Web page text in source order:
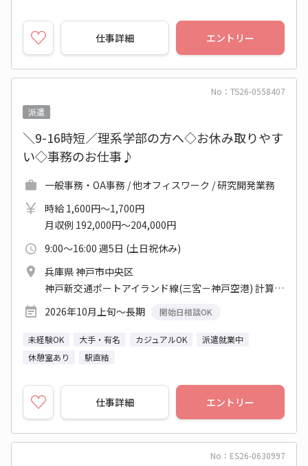
仕事詳細 エントリー
No：TS26-0558407
派遣
＼9-16時短／理系学部の方へ◇お休み取りやす
い◇事務のお仕事♪
一般事務・OA事務 / 他オフィスワーク / 研究開発業務
時給 1,600円～1,700円
月収例 192,000円～204,000円
9:00～16:00 週5日 (土日祝休み)
兵庫県 神戸市中央区
神戸新交通ポートアイランド線(三宮－神戸空港) 計算科学センター駅
2026年10月上旬～長期
開始日相談OK
未経験OK 大手・有名 カジュアルOK
派遣就業中
休憩室あり
駅直結
仕事詳細 エントリー
No：ES26-0630997